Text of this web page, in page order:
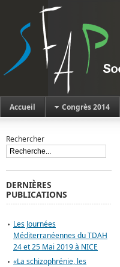
Accueil Congrès 2014
Rechercher
DERNIÈRES
PUBLICATIONS
Les Journées
Méditerranéennes du TDAH
24 et 25 Mai 2019 à NICE
«La schizophrénie, les